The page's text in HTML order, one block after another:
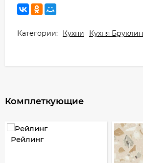
Категории: Кухни Кухня Бруклин
Комплеткующие
Рейлинг